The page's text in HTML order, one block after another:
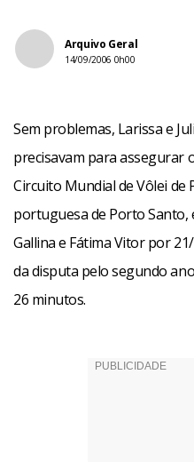
Arquivo Geral
14/09/2006 0h00
Sem problemas, Larissa e
precisavam para assegurar
Circuito Mundial de Vôlei de
portuguesa de Porto Santo,
Gallina e Fátima Vitor por
da disputa pelo segundo
26 minutos.